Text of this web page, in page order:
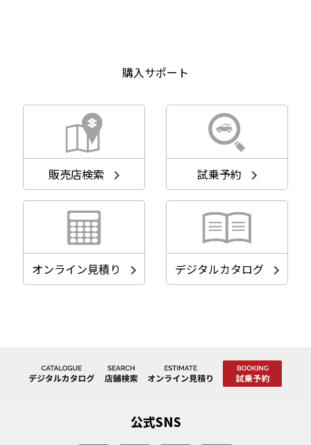
購入サポート
販売店検索 試乗予約
オンライン見積り デジタルカタログ
公式SNS